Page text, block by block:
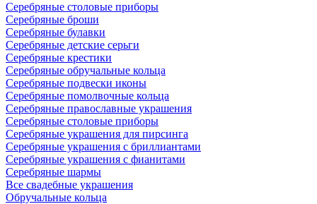
Серебряные столовые приборы
Серебряные броши
Серебряные булавки
Серебряные детские серьги
Серебряные крестики
Серебряные обручальные кольца
Серебряные подвески иконы
Серебряные помолвочные кольца
Серебряные православные украшения
Серебряные столовые приборы
Серебряные украшения для пирсинга
Серебряные украшения с бриллиантами
Серебряные украшения с фианитами
Серебряные шармы
Все свадебные украшения
Обручальные кольца